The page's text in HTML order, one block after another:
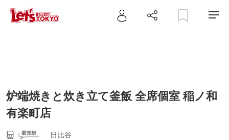
炉端焼きと炊き立て釜飯 全席個室 稲ノ和
有楽町店
日比谷